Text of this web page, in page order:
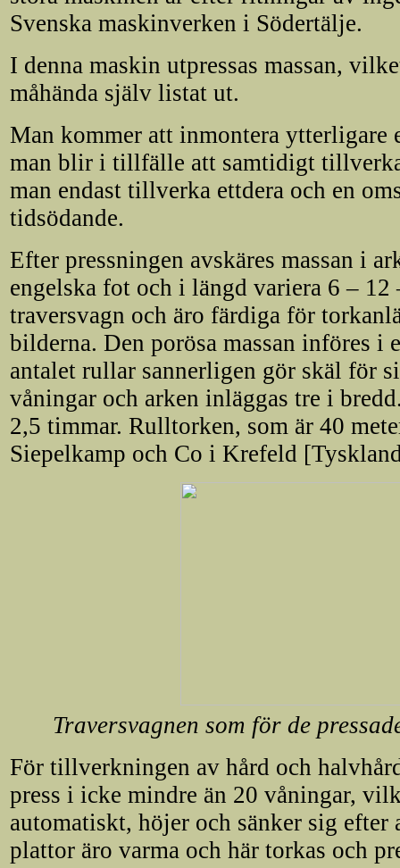
Svenska maskinverken i Södertälje.
I denna maskin utpressas massan,
måhända själv listat ut.
Man kommer att inmontera ytterligare
man blir i tillfälle att samtidigt
man endast tillverka ettdera och en
tidsödande.
Efter pressningen avskäres massan i
engelska fot och i längd variera 6 –
traversvagn och äro färdiga för
bilderna. Den porösa massan införes i
antalet rullar sannerligen gör skäl för
våningar och arken inläggas tre i
2,5 timmar. Rulltorken, som är 40
Siepelkamp och Co i Krefeld
Traversvagnen som för de
För tillverkningen av hård och
press i icke mindre än 20 våningar,
automatiskt, höjer och sänker sig efter
plattor äro varma och här torkas och